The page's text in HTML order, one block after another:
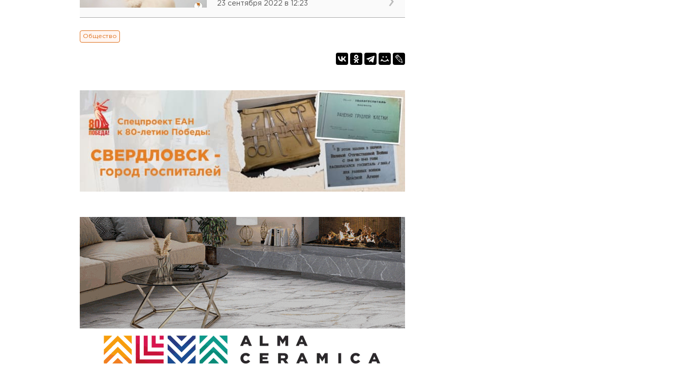
23 сентября 2022 в 12:23
Общество